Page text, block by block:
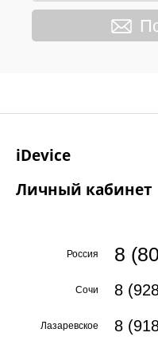
iDevice
Личный кабинет
Россия 8
Сочи 8
Лазаревское 8